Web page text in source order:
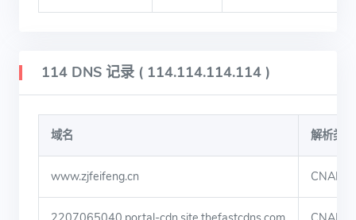
114 DNS 记录 ( 114.114.114.114 )
域名 解析类型
www.zjfeifeng.cn CNAME